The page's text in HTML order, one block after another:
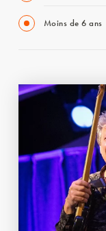
Moins de 6 ans